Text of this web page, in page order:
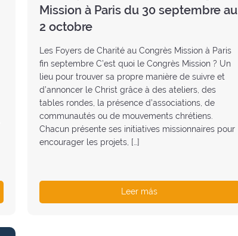
Mission à Paris du 30 septembre au
2 octobre
Les Foyers de Charité au Congrès Mission à Paris
fin septembre C’est quoi le Congrès Mission ? Un
lieu pour trouver sa propre manière de suivre et
d’annoncer le Christ grâce à des ateliers, des
tables rondes, la présence d’associations, de
communautés ou de mouvements chrétiens.
Chacun présente ses initiatives missionnaires pour
encourager les projets, […]
Leer más